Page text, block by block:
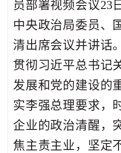
员部署视频会议23
中央政治局委员、
清出席会议并讲话
贯彻习近平总书记
发展和党的建设的
实李强总理要求，
企业的政治清醒，
焦主责主业，坚定